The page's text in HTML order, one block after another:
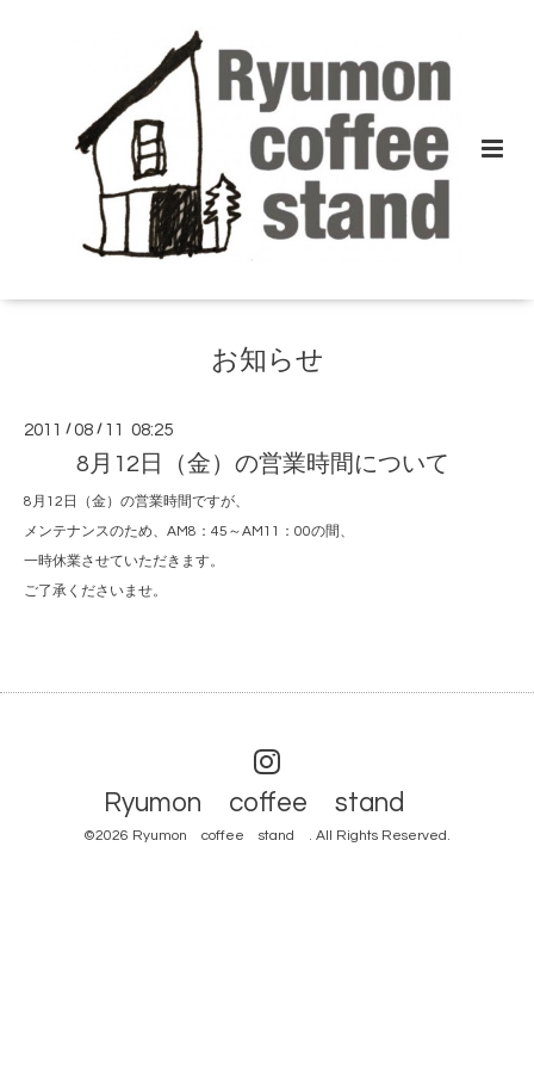
お知らせ
2011 /08 / 11 08:25
8月12日（金）の営業時間について
8月12日（金）の営業時間ですが、
メンテナンスのため、AM8：45～AM11：00の間、
一時休業させていただきます。
ご了承くださいませ。
Ryumon coffee stand
©2026 Ryumon coffee stand . All Rights Reserved.